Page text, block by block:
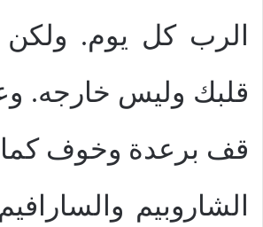
الرب كل يوم.
قلبك وليس خارجه.
قف برعدة وخوف كما
الشاروبيم